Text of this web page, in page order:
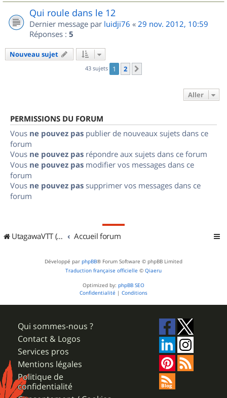
Qui roule dans le 12
Dernier message par luidji76 « 29 nov. 2012, 10:59
Réponses : 5
Nouveau sujet
43 sujets 1 2
Aller
PERMISSIONS DU FORUM
Vous ne pouvez pas publier de nouveaux sujets dans ce
forum
Vous ne pouvez pas répondre aux sujets dans ce forum
Vous ne pouvez pas modifier vos messages dans ce
forum
Vous ne pouvez pas supprimer vos messages dans ce
forum
UtagawaVTT (Randos VTT et VTTAE avec traces GPS) Accueil forum
Développé par phpBB® Forum Software © phpBB Limited
Traduction française officielle © Qiaeru
Optimized by: phpBB SEO
Confidentialité | Conditions
Qui sommes-nous ?
Contact & Logos
Services pros
Mentions légales
Politique de
confidentialité